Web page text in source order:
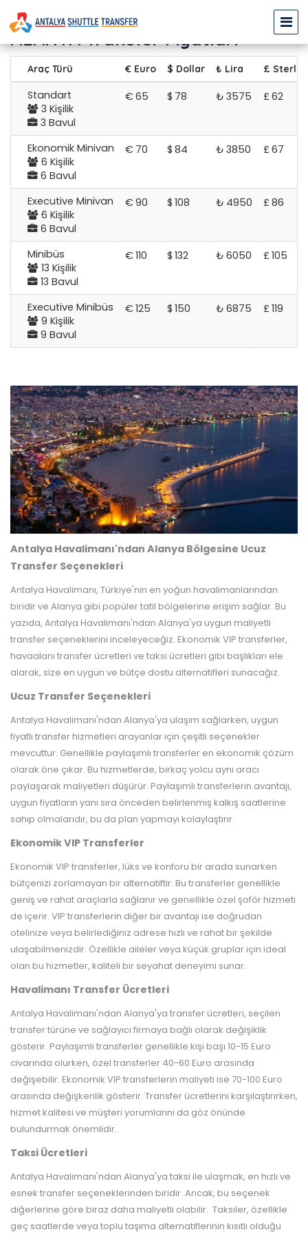
ANTALYA HAVALİMANI (AYT) -
ALANYA Transfer Fiyatları
Araç Türü € Euro $ Dollar ₺ Lira £ Sterlin
Standart
3 Kişilik
3 Bavul
€65 $ 78 ₺ 3575 £ 62
Ekonomik Minivan
6 Kişilik
6 Bavul
€ 70 $ 84 ₺ 3850 £ 67
Executive Minivan
6 Kişilik
6 Bavul
€90 $ 108 ₺ 4950 £ 86
Minibüs
13 Kişilik
13 Bavul
€110 $ 132 ₺ 6050 £ 105
Executive Minibüs
9 Kişilik
9 Bavul
€125 $ 150 ₺ 6875 £ 119
Antalya Havalimanı'ndan Alanya Bölgesine Ucuz
Transfer Seçenekleri
Antalya Havalimanı, Türkiye'nin en yoğun havalimanlarından
biridir ve Alanya gibi popüler tatil bölgelerine erişim sağlar. Bu
yazıda, Antalya Havalimanı'ndan Alanya'ya uygun maliyetli
transfer seçeneklerini inceleyeceğiz. Ekonomik VIP transferler,
havaalanı transfer ücretleri ve taksi ücretleri gibi başlıkları ele
alarak, size en uygun ve bütçe dostu alternatifleri sunacağız.
Ucuz Transfer Seçenekleri
Antalya Havalimanı'ndan Alanya'ya ulaşım sağlarken, uygun
fiyatlı transfer hizmetleri arayanlar için çeşitli seçenekler
mevcuttur. Genellikle paylaşımlı transferler en ekonomik çözüm
olarak öne çıkar. Bu hizmetlerde, birkaç yolcu aynı aracı
paylaşarak maliyetleri düşürür. Paylaşımlı transferlerin avantajı,
uygun fiyatların yanı sıra önceden belirlenmiş kalkış saatlerine
sahip olmalarıdır, bu da plan yapmayı kolaylaştırır.
Ekonomik VIP Transferler
Ekonomik VIP transferler, lüks ve konforu bir arada sunarken
bütçenizi zorlamayan bir alternatiftir. Bu transferler genellikle
geniş ve rahat araçlarla sağlanır ve genellikle özel şoför hizmeti
de içerir. VIP transferlerin diğer bir avantajı ise doğrudan
otelinize veya belirlediğiniz adrese hızlı ve rahat bir şekilde
ulaşabilmenizdir. Özellikle aileler veya küçük gruplar için ideal
olan bu hizmetler, kaliteli bir seyahat deneyimi sunar.
Havalimanı Transfer Ücretleri
Antalya Havalimanı'ndan Alanya'ya transfer ücretleri, seçilen
transfer türüne ve sağlayıcı firmaya bağlı olarak değişiklik
gösterir. Paylaşımlı transferler genellikle kişi başı 10-15 Euro
civarında olurken, özel transferler 40-60 Euro arasında
değişebilir. Ekonomik VIP transferlerin maliyeti ise 70-100 Euro
arasında değişkenlik gösterir. Transfer ücretlerini karşılaştırırken,
hizmet kalitesi ve müşteri yorumlarını da göz önünde
bulundurmak önemlidir.
Taksi Ücretleri
Antalya Havalimanı'ndan Alanya'ya taksi ile ulaşmak, en hızlı ve
esnek transfer seçeneklerinden biridir. Ancak, bu seçenek
diğerlerine göre biraz daha maliyetli olabilir. Taksiler, özellikle
geç saatlerde veya toplu taşıma alternatiflerinin kısıtlı olduğu